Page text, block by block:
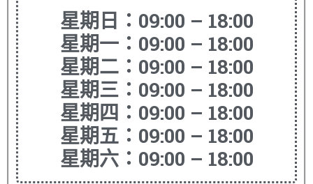
星期日：09:00 – 18:00
星期一：09:00 – 18:00
星期二：09:00 – 18:00
星期三：09:00 – 18:00
星期四：09:00 – 18:00
星期五：09:00 – 18:00
星期六：09:00 – 18:00